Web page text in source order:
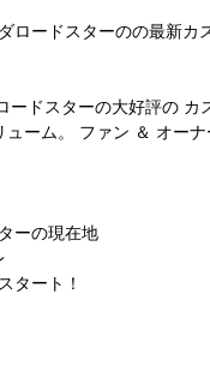
ロードスターのの最新
ードスターの大好評の
ューム。 ファン ＆ オー
ーの現在地
タート！